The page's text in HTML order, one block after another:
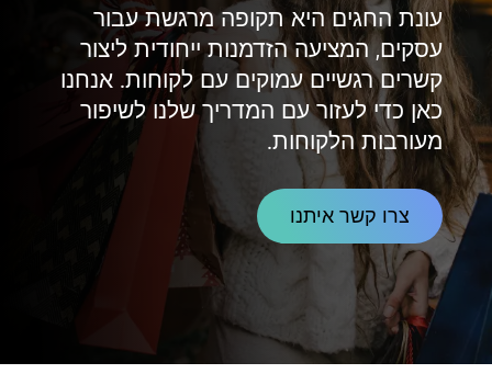
עונת החגים היא תקופה מרגשת עבור
עסקים, המציעה הזדמנות ייחודית ליצור
קשרים רגשיים עמוקים עם לקוחות. אנחנו
כאן כדי לעזור עם המדריך שלנו לשיפור
מעורבות הלקוחות.
צרו קשר איתנו